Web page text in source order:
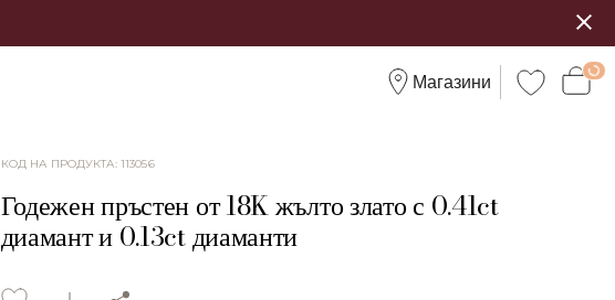
Магазини
КОД НА ПРОДУКТА: 113056
Годежен пръстен от 18K жълто злато с 0.41ct
диамант и 0.13ct диаманти